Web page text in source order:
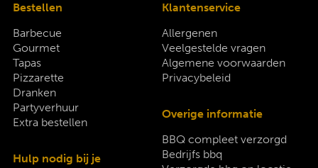
Bestellen
Barbecue
Gourmet
Tapas
Pizzarette
Dranken
Partyverhuur
Extra bestellen
Hulp nodig bij je
Klantenservice
Allergenen
Veelgestelde vragen
Algemene voorwaarden
Privacybeleid
Overige informatie
BBQ compleet verzorgd
Bedrijfs bbq